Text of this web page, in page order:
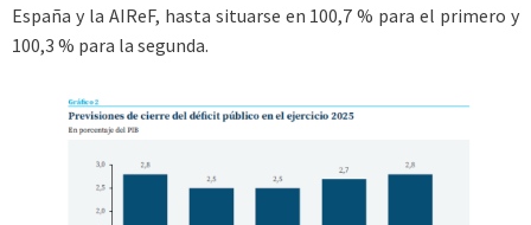
España y la AIReF, hasta situarse en 100,7 % para el primero y
100,3 % para la segunda.